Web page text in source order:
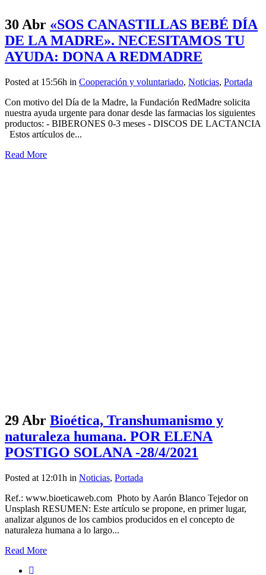
30 Abr «SOS CANASTILLAS BEBÉ DÍA
DE LA MADRE». NECESITAMOS TU
AYUDA: DONA A REDMADRE
Posted at 15:56h in Cooperación y voluntariado, Noticias, Portada
Con motivo del Día de la Madre, la Fundación RedMadre solicita
nuestra ayuda urgente para donar desde las farmacias los siguientes
productos: - BIBERONES 0-3 meses - DISCOS DE LACTANCIA
Estos artículos de...
Read More
29 Abr Bioética, Transhumanismo y
naturaleza humana. POR ELENA
POSTIGO SOLANA -28/4/2021
Posted at 12:01h in Noticias, Portada
Ref.: www.bioeticaweb.com Photo by Aarón Blanco Tejedor on
Unsplash RESUMEN: Este artículo se propone, en primer lugar,
analizar algunos de los cambios producidos en el concepto de
naturaleza humana a lo largo...
Read More